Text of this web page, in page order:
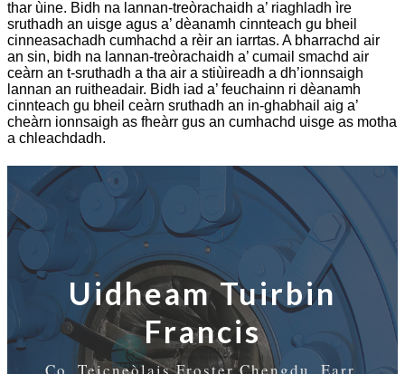
thar ùine. Bidh na lannan-treòrachaidh a’ riaghladh ìre
sruthadh an uisge agus a’ dèanamh cinnteach gu bheil
cinneasachadh cumhachd a rèir an iarrtas. A bharrachd air
an sin, bidh na lannan-treòrachaidh a’ cumail smachd air
ceàrn an t-sruthadh a tha air a stiùireadh a dh’ionnsaigh
lannan an ruitheadair. Bidh iad a’ feuchainn ri dèanamh
cinnteach gu bheil ceàrn sruthadh an in-ghabhail aig a’
cheàrn ionnsaigh as fheàrr gus an cumhachd uisge as motha
a chleachdadh.
Uidheam Tuirbin
Francis